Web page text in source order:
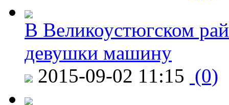
В Великоустюгском
девушки машину
2015-09-02 11:15 (0)